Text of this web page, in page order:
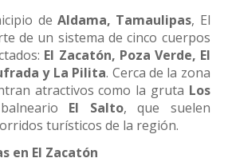
de Aldama, Tamaulipas, El
de un sistema de cinco cuerpos
El Zacatón, Poza Verde, El
y La Pilita. Cerca de la zona
atractivos como la gruta Los
El Salto, que suelen
turísticos de la región.
en El Zacatón